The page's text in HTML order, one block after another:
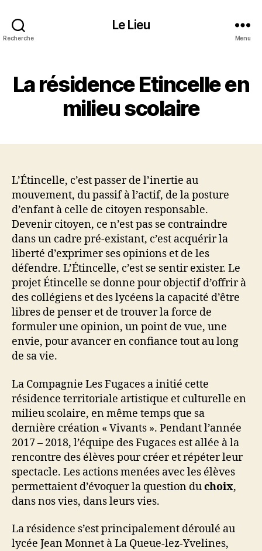
Recherche
Le Lieu
Menu
La résidence Etincelle en
milieu scolaire
L’Étincelle, c’est passer de l’inertie au
mouvement, du passif à l’actif, de la posture
d’enfant à celle de citoyen responsable.
Devenir citoyen, ce n’est pas se contraindre
dans un cadre pré-existant, c’est acquérir la
liberté d’exprimer ses opinions et de les
défendre. L’Étincelle, c’est se sentir exister. Le
projet Étincelle se donne pour objectif d’offrir à
des collégiens et des lycéens la capacité d’être
libres de penser et de trouver la force de
formuler une opinion, un point de vue, une
envie, pour avancer en confiance tout au long
de sa vie.
La Compagnie Les Fugaces a initié cette
résidence territoriale artistique et culturelle en
milieu scolaire, en même temps que sa
dernière création « Vivants ». Pendant l’année
2017 – 2018, l’équipe des Fugaces est allée à la
rencontre des élèves pour créer et répéter leur
spectacle. Les actions menées avec les élèves
permettaient d’évoquer la question duchoix,
dans nos vies, dans leurs vies.
La résidence s’est principalement déroulé au
lycée Jean Monnet à La Queue-lez-Yvelines,